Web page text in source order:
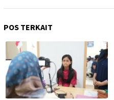
POS TERKAIT